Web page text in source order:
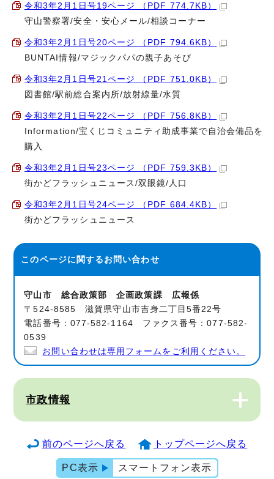
令和3年2月1日号19ページ （PDF 774.7KB）
守山警察署/安全・安心メール/相談コーナー
令和3年2月1日号20ページ （PDF 794.6KB）
BUNTAI情報/マジックパパの親子あそび
令和3年2月1日号21ページ （PDF 751.0KB）
図書館/駅前総合案内所/放射線量/水質
令和3年2月1日号22ページ （PDF 756.8KB）
Information/宝くじコミュニティ助成事業で自治会備品を
購入
令和3年2月1日号23ページ （PDF 759.3KB）
街かどフラッシュニュース/双眼鏡/人口
令和3年2月1日号24ページ （PDF 684.4KB）
街かどフラッシュニュース
このページに関するお問い合わせ
守山市 総合政策部 企画政策課 広報係
〒524-8585 滋賀県守山市吉身二丁目5番22号
電話番号：077-582-1164 ファクス番号：077-582-
0539
お問い合わせは専用フォームをご利用ください。
市政情報
前のページへ戻る トップページへ戻る
PC表示 スマートフォン表示